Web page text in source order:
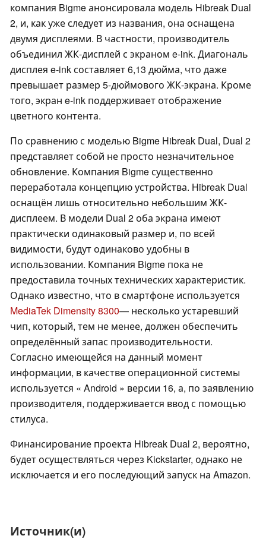
компания Bigme анонсировала модель Hibreak Dual
2, и, как уже следует из названия, она оснащена
двумя дисплеями. В частности, производитель
объединил ЖК-дисплей с экраном e-ink. Диагональ
дисплея e-ink составляет 6,13 дюйма, что даже
превышает размер 5-дюймового ЖК-экрана. Кроме
того, экран e-ink поддерживает отображение
цветного контента.
По сравнению с моделью Bigme Hibreak Dual, Dual 2
представляет собой не просто незначительное
обновление. Компания Bigme существенно
переработала концепцию устройства. Hibreak Dual
оснащён лишь относительно небольшим ЖК-
дисплеем. В модели Dual 2 оба экрана имеют
практически одинаковый размер и, по всей
видимости, будут одинаково удобны в
использовании. Компания Bigme пока не
предоставила точных технических характеристик.
Однако известно, что в смартфоне используется
MediaTek Dimensity 8300— несколько устаревший
чип, который, тем не менее, должен обеспечить
определённый запас производительности.
Согласно имеющейся на данный момент
информации, в качестве операционной системы
используется « Android » версии 16, а, по заявлению
производителя, поддерживается ввод с помощью
стилуса.
Финансирование проекта Hibreak Dual 2, вероятно,
будет осуществляться через Kickstarter, однако не
исключается и его последующий запуск на Amazon.
Источник(и)